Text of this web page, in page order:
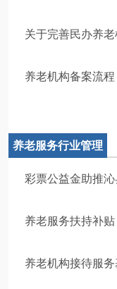
关于完善民办养
养老机构备案流程
养老服务行业管理
彩票公益金助推
养老服务扶持补贴
养老机构接待服